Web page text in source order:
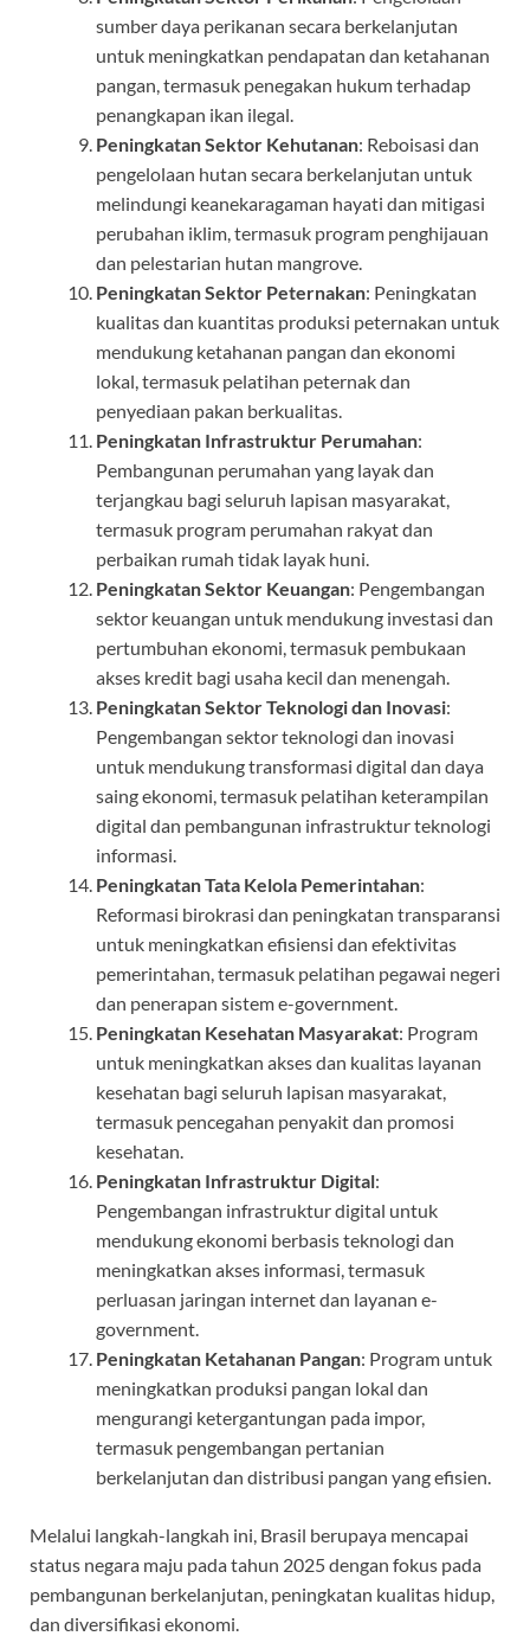
sumber daya perikanan secara berkelanjutan
untuk meningkatkan pendapatan dan ketahanan
pangan, termasuk penegakan hukum terhadap
penangkapan ikan ilegal.
Peningkatan Sektor Kehutanan: Reboisasi dan
pengelolaan hutan secara berkelanjutan untuk
melindungi keanekaragaman hayati dan mitigasi
perubahan iklim, termasuk program penghijauan
dan pelestarian hutan mangrove.
Peningkatan Sektor Peternakan: Peningkatan
kualitas dan kuantitas produksi peternakan untuk
mendukung ketahanan pangan dan ekonomi
lokal, termasuk pelatihan peternak dan
penyediaan pakan berkualitas.
Peningkatan Infrastruktur Perumahan:
Pembangunan perumahan yang layak dan
terjangkau bagi seluruh lapisan masyarakat,
termasuk program perumahan rakyat dan
perbaikan rumah tidak layak huni.
Peningkatan Sektor Keuangan: Pengembangan
sektor keuangan untuk mendukung investasi dan
pertumbuhan ekonomi, termasuk pembukaan
akses kredit bagi usaha kecil dan menengah.
Peningkatan Sektor Teknologi dan Inovasi:
Pengembangan sektor teknologi dan inovasi
untuk mendukung transformasi digital dan daya
saing ekonomi, termasuk pelatihan keterampilan
digital dan pembangunan infrastruktur teknologi
informasi.
Peningkatan Tata Kelola Pemerintahan:
Reformasi birokrasi dan peningkatan transparansi
untuk meningkatkan efisiensi dan efektivitas
pemerintahan, termasuk pelatihan pegawai negeri
dan penerapan sistem e-government.
Peningkatan Kesehatan Masyarakat: Program
untuk meningkatkan akses dan kualitas layanan
kesehatan bagi seluruh lapisan masyarakat,
termasuk pencegahan penyakit dan promosi
kesehatan.
Peningkatan Infrastruktur Digital:
Pengembangan infrastruktur digital untuk
mendukung ekonomi berbasis teknologi dan
meningkatkan akses informasi, termasuk
perluasan jaringan internet dan layanan e-
government.
Peningkatan Ketahanan Pangan: Program untuk
meningkatkan produksi pangan lokal dan
mengurangi ketergantungan pada impor,
termasuk pengembangan pertanian
berkelanjutan dan distribusi pangan yang efisien.
Melalui langkah-langkah ini, Brasil berupaya mencapai
status negara maju pada tahun 2025 dengan fokus pada
pembangunan berkelanjutan, peningkatan kualitas hidup,
dan diversifikasi ekonomi.